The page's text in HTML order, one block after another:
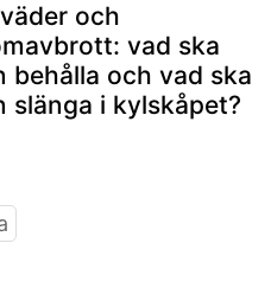
och
vad ska
behålla och vad ska
slänga i kylskåpet?